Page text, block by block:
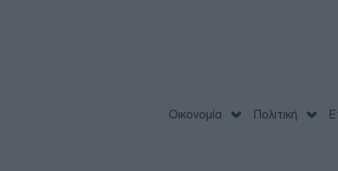
Οικονομία Πολιτική